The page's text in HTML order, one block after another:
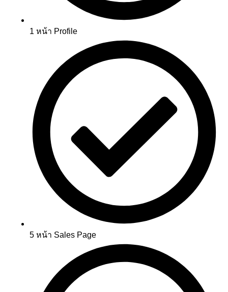
1 หน้า Profile
5 หน้า Sales Page